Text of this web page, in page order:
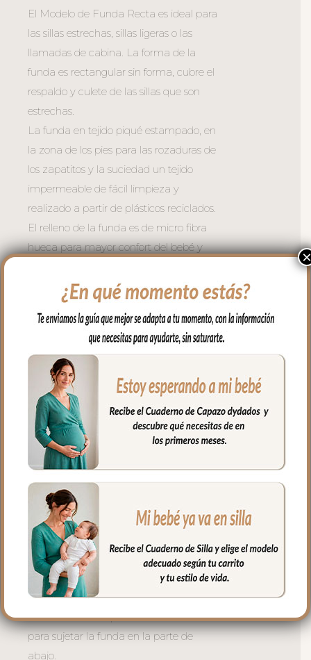
El Modelo de Funda Recta es ideal para
las sillas estrechas, sillas ligeras o las
llamadas de cabina. La forma de la
funda es rectangular sin forma, cubre el
respaldo y culete de las sillas que son
estrechas.
La funda en tejido piqué estampado, en
la zona de los pies para las rozaduras de
los zapatitos y la suciedad un tejido
impermeable de fácil limpieza y
realizado a partir de plásticos reciclados.
El relleno de la funda es de micro fibra
hueca para mayor confort del bebé y
un tejido rejilla 3D para una mejor
ventilación.
Para sujetar la funda en la silla tenemos
las cintas y las gomitas para sujetar en la
parte de arriba del respaldo. Cuenta con
el sistema de sujeción S_PLUS para
conseguir que a la funda quede mejor
sujeta al respaldo. Son unas cintas que
pasas por las aberturas de los arneses en
el respaldo hasta pasar a la parte
posterior y se abrochan entre ellas.
Las aberturas verticales en el respaldo y
ojales en el culete son aptas para la salida
de arenes de todo tipo de sillas.
Abertura en el centro de la funda para
permitir plegar las sillas que tienen cierre
de libro.
En la zona de los pies una trasera elástica
para sujetar la funda en la parte de
abajo.
×